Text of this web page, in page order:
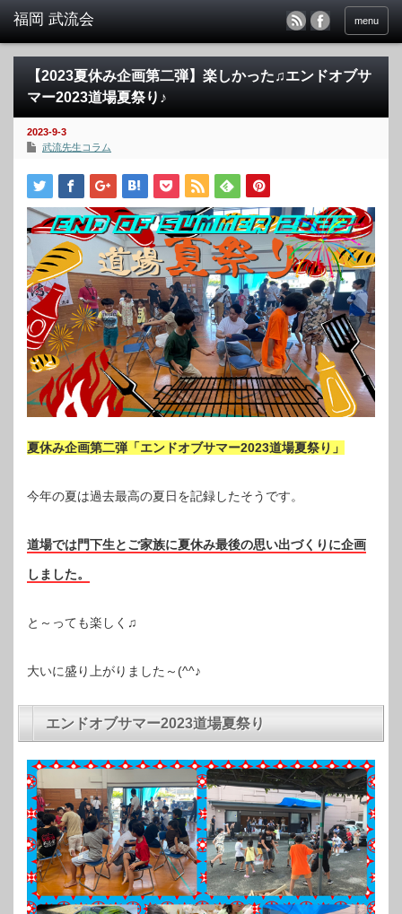
menu
【2023夏休み企画第二弾】楽しかった♫エンドオブサ
マー2023道場夏祭り♪
2023-9-3
武流先生コラム
夏休み企画第二弾「エンドオブサマー2023道場夏祭り」
今年の夏は過去最高の夏日を記録したそうです。
道場では門下生とご家族に夏休み最後の思い出づくりに企画
しました。
と～っても楽しく♫
大いに盛り上がりました～(^^♪
エンドオブサマー2023道場夏祭り